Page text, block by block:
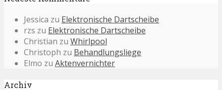
Jessica zu Elektronische Dartscheibe
rzs zu Elektronische Dartscheibe
Christian zu Whirlpool
Christoph zu Behandlungsliege
Elmo zu Aktenvernichter
Archiv